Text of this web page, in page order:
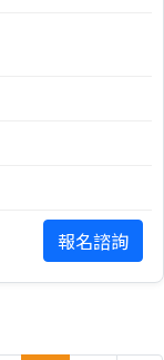
報名諮詢